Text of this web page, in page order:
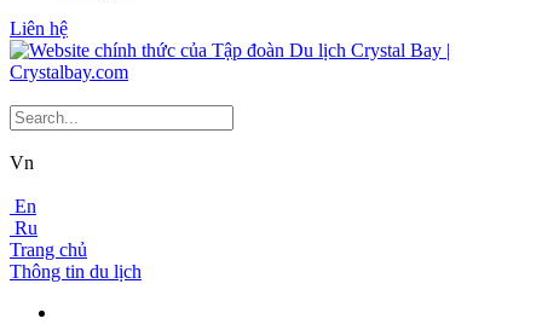
Liên hệ
Vn
En
Ru
Trang chủ
Thông tin du lịch